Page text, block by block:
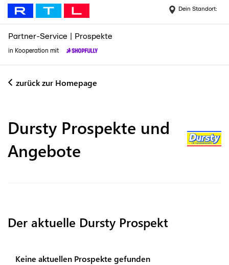
Dein Standort:
Partner-Service Prospekte
in Kooperation mit
zurück zur Homepage
Dursty Prospekte und
Angebote
Der aktuelle Dursty Prospekt
Keine aktuellen Prospekte gefunden